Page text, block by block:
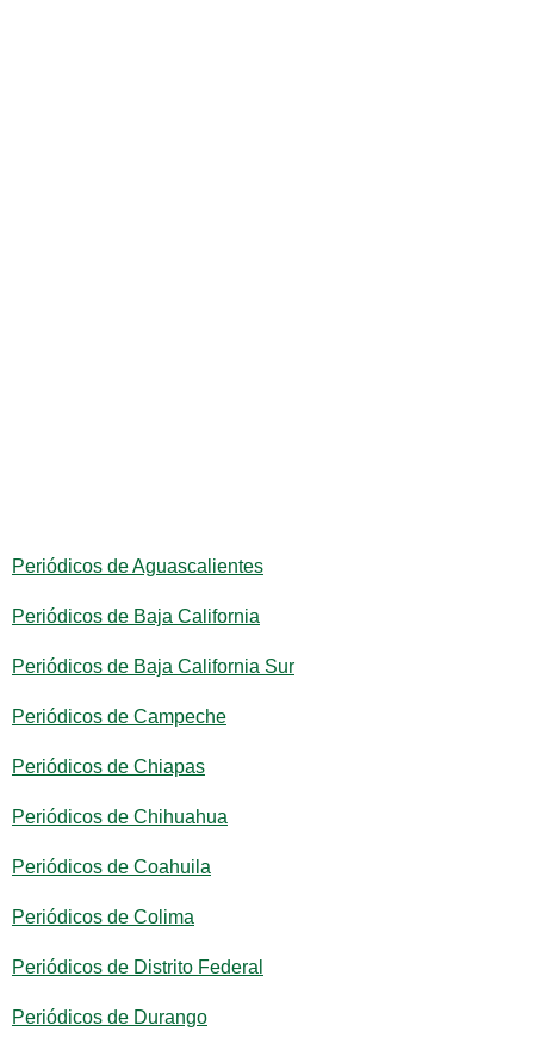
Periódicos de Aguascalientes
Periódicos de Baja California
Periódicos de Baja California Sur
Periódicos de Campeche
Periódicos de Chiapas
Periódicos de Chihuahua
Periódicos de Coahuila
Periódicos de Colima
Periódicos de Distrito Federal
Periódicos de Durango